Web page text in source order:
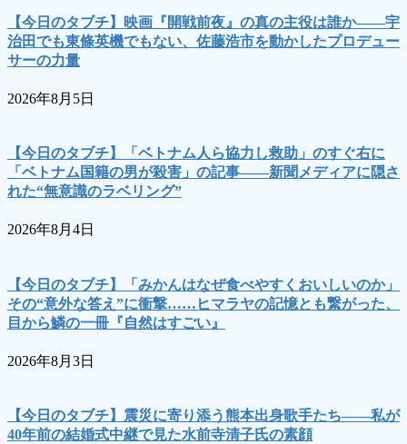
【今日のタブチ】映画『開戦前夜』の真の主役は誰か――宇
治田でも東條英機でもない、佐藤浩市を動かしたプロデュー
サーの力量
2026年8月5日
【今日のタブチ】「ベトナム人ら協力し救助」のすぐ右に
「ベトナム国籍の男が殺害」の記事――新聞メディアに隠さ
れた“無意識のラベリング”
2026年8月4日
【今日のタブチ】「みかんはなぜ食べやすくおいしいのか」
その“意外な答え”に衝撃……ヒマラヤの記憶とも繋がった、
目から鱗の一冊『自然はすごい』
2026年8月3日
【今日のタブチ】震災に寄り添う熊本出身歌手たち――私が
40年前の結婚式中継で見た水前寺清子氏の素顔